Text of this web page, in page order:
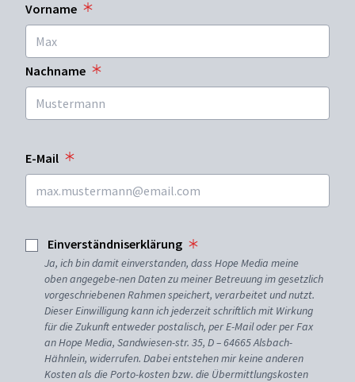
Vorname
Nachname
E-Mail
Einverständniserklärung
Ja, ich bin damit einverstanden, dass Hope Media meine
oben angegebe-nen Daten zu meiner Betreuung im gesetzlich
vorgeschriebenen Rahmen speichert, verarbeitet und nutzt.
Dieser Einwilligung kann ich jederzeit schriftlich mit Wirkung
für die Zukunft entweder postalisch, per E-Mail oder per Fax
an Hope Media, Sandwiesen-str. 35, D – 64665 Alsbach-
Hähnlein, widerrufen. Dabei entstehen mir keine anderen
Kosten als die Porto-kosten bzw. die Übermittlungskosten